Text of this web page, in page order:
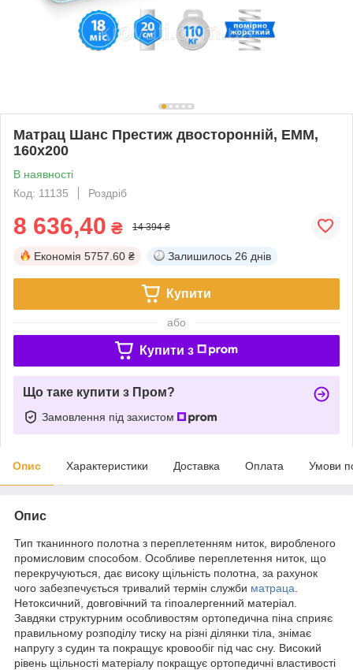
Матрац Шанс Престиж двосторонній, EMM,
160х200
В наявності
Код: 11135
Роздріб
8 636,40 ₴ 14 394 ₴
Економія 5757.60 ₴ Залишилось 26 днів
Купити
або
Купити з
Що таке купити з Пром?
Замовлення під захистом
Опис Характеристики Доставка Оплата Умови
Опис
Тип тканинного полотна з переплетенням ниток, виробленого
промисловим способом. Особливе переплетення ниток, що
перекручуються, дає високу щільність полотна, за рахунок
чого забезпечується тривалий термін служби матраца
Нетоксичний, довговічний та гіпоалергенний матеріал.
Завдяки структурним особливостям ортопедична піна сприяє
правильному розподілу тиску на різні ділянки тіла, знімає
напругу з судин та покращує кровообіг під час сну. Високий
рівень щільності матеріалу покращує ортопедичні властивості